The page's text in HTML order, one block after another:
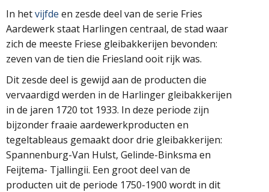
In hetvijfde en zesde deel van de serie Fries
Aardewerk staat Harlingen centraal, de stad waar
zich de meeste Friese gleibakkerijen bevonden:
zeven van de tien die Friesland ooit rijk was.
Dit zesde deel is gewijd aan de producten die
vervaardigd werden in de Harlinger gleibakkerijen
in de jaren 1720 tot 1933. In deze periode zijn
bijzonder fraaie aardewerkproducten en
tegeltableaus gemaakt door drie gleibakkerijen:
Spannenburg-Van Hulst, Gelinde-Binksma en
Feijtema- Tjallingii. Een groot deel van de
producten uit de periode 1750-1900 wordt in dit